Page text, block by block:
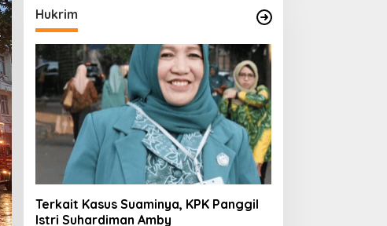
Hukrim
Terkait Kasus Suaminya, KPK Panggil
Istri Suhardiman Amby